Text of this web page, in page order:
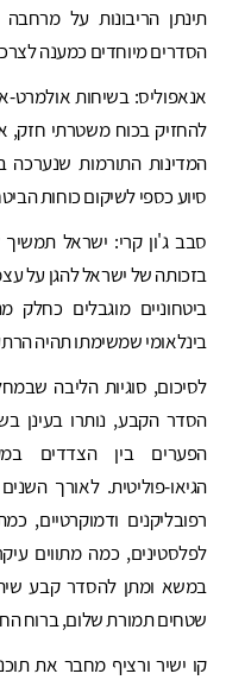
תינתן הריבונות על מרחבה
הסדרים מיוחדים כמענה
אנאפוליס: בשיחות אולמרט-
להחזיק בכוח משטרתי חזק,
המדינות התורמות שנערכה
סיוע כספי לשיקום כוחות
סבב ג'ון קרי: ישראל
בזכותה של ישראל להגן על
ביטחוניים מוגבלים כחלק
בינלאומי שמשימתו תהיה
לסיכום, סוגיות הליבה
הסדר הקבע, נותרו בעינן
הפערים בין הצדדים
הגיאו-פוליטית. לאורך
רפובליקנים ודמוקרטיים,
לפלסטינים, כמה מתווים
במשא ומתן להסדר קבע
שטחים תמורת שלום, ברוח החלטות